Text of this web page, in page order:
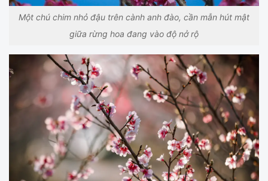
Một chú chim nhỏ đậu trên cành anh đào, cần mẫn hút mật
giữa rừng hoa đang vào độ nở rộ